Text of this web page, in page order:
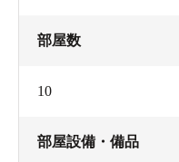
部屋数
10
部屋設備・備品